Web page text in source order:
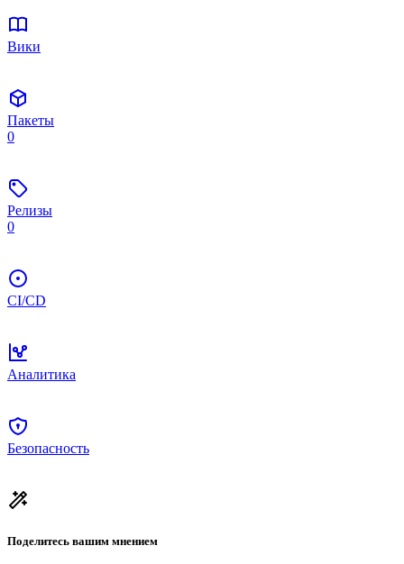
Вики
Пакеты
0
Релизы
0
CI/CD
Аналитика
Безопасность
Поделитесь вашим мнением